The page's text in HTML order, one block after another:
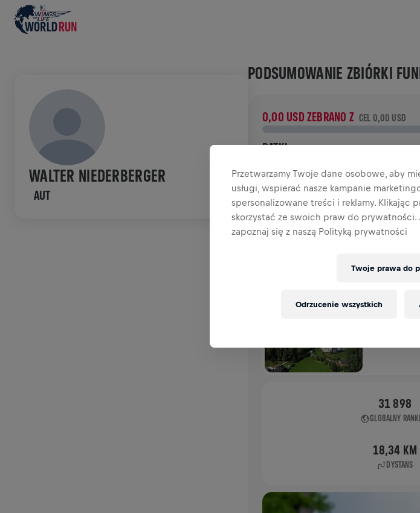
WALTER NIEDERBERGER
AUT
PODSUMOWANIE ZBIÓRKI
0,00 USD ZEBRANO Z CEL 0,00 USD
DATKI
Wpłać, aby zrobić różnicę! 100%
badania nad rdzeniem kręgowym.
HISTORIA
UNKEN
31 898
GLOBALNY
18,34 KM
DYSTANS
Przetwarzamy Twoje dane osobowe, aby
usługi, wspierać nasze kampanie
spersonalizowane treści i reklamy. Klikając
skorzystać ze swoich praw do prywatności.
zapoznaj się z naszą Polityką prywatności
Twoje prawa do
Odrzucenie wszystkich